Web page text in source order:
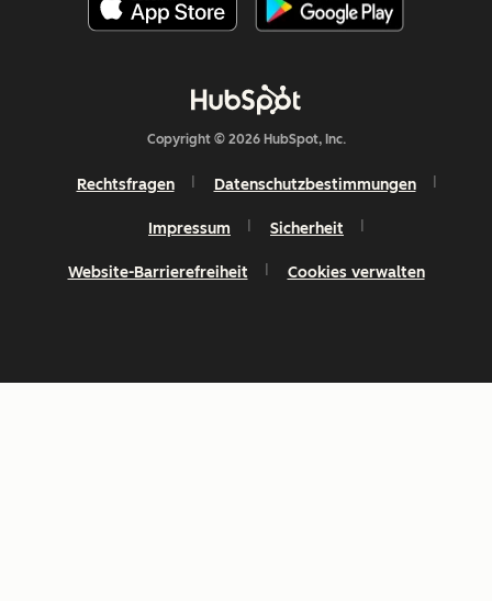
Copyright © 2026 HubSpot, Inc.
Rechtsfragen Datenschutzbestimmungen
Impressum Sicherheit
Website-Barrierefreiheit Cookies verwalten